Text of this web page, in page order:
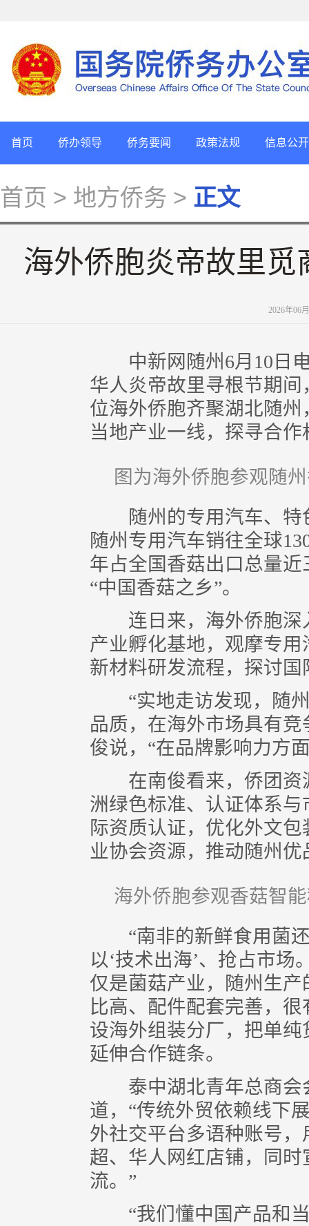
首页 侨办领导 侨务要闻 政策法规 信息公开
首页 > 地方侨务 > 正文
海外侨胞炎帝故里觅
2026年06
中新网随州6月10日电
华人炎帝故里寻根节期
位海外侨胞齐聚湖北随
当地产业一线，探寻合作
图为海外侨胞参观随
随州的专用汽车、特
随州专用汽车销往全球
年占全国香菇出口总量
“中国香菇之乡”。
连日来，海外侨胞深
产业孵化基地，观摩专
新材料研发流程，探讨
“实地走访发现，随州
品质，在海外市场具有
俊说，“在品牌影响力方
在南俊看来，侨团资
洲绿色标准、认证体系
际资质认证，优化外文
业协会资源，推动随州优
海外侨胞参观香菇智
“南非的新鲜食用菌还
以‘技术出海’、抢占市
仅是菌菇产业，随州生
比高、配件配套完善，
设海外组装分厂，把单
延伸合作链条。
泰中湖北青年总商会
道，“传统外贸依赖线下
外社交平台多语种账号
超、华人网红店铺，同
流。”
“我们懂中国产品和当